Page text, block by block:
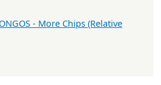
- More Chips (Relative